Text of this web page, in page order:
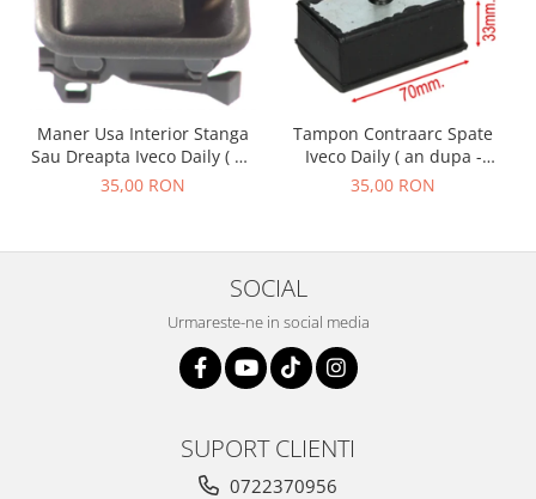
Maner Usa Interior Stanga
Sau Dreapta Iveco Daily ( an
01.1990 - 05.1999 )
35,00 RON
Tampon Contraarc Spate
Iveco Daily ( an dupa -
01.1990 ) M1.1
35,00 RON
SOCIAL
Urmareste-ne in social media
SUPORT CLIENTI
0722370956